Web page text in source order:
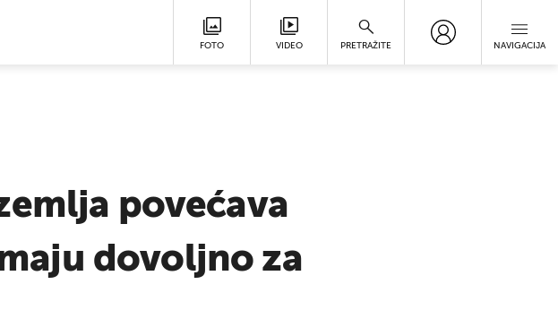
FOTO VIDEO PRETRAŽITE NAVIGACIJA
povećava
dovoljno za